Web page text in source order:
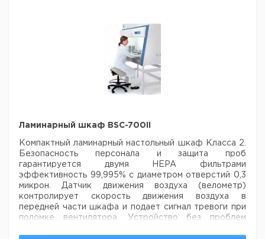
Ламинарный шкаф BSC-700II
Компактный ламинарный настольный шкаф Класса 2.
Безопасность персонала и защита проб
гарантируется двумя HEPA фильтрами
эффективность 99,995% с диаметром отверстий 0,3
микрон. Датчик движения воздуха (велометр)
контролирует скорость движения воздуха в
передней части шкафа и подает сигнал тревоги при
поломке вентилятора. Устройство без проблем